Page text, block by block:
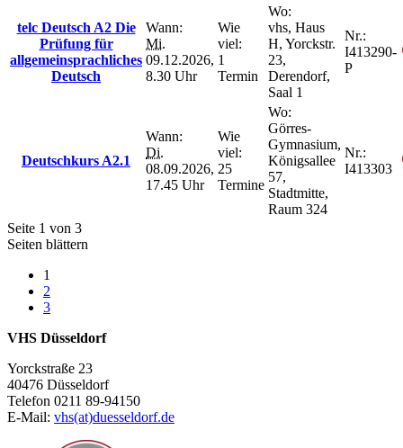
telc Deutsch A2 Die
Prüfung für
allgemeinsprachliches
Deutsch
Wann:
Mi.
09.12.2026,
8.30 Uhr
Wie
viel:
1
Termin
Wo:
vhs, Haus
H, Yorckstr.
23,
Derendorf,
Saal 1
Nr.:
I413290-
P
Deutschkurs A2.1
Wann:
Di.
08.09.2026,
17.45 Uhr
Wie
viel:
25
Termine
Wo:
Görres-
Gymnasium,
Königsallee
57,
Stadtmitte,
Raum 324
Nr.:
I413303
Seite 1 von 3
Seiten blättern
1
2
3
VHS Düsseldorf
Yorckstraße 23
40476 Düsseldorf
Telefon 0211 89-94150
E-Mail: vhs(at)duesseldorf.de